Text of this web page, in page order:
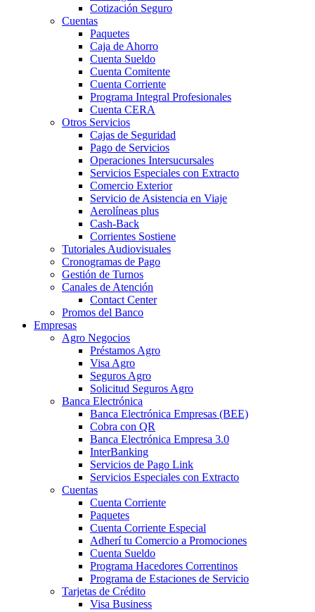
Cotización Seguro
Cuentas
Paquetes
Caja de Ahorro
Cuenta Sueldo
Cuenta Comitente
Cuenta Corriente
Programa Integral Profesionales
Cuenta CERA
Otros Servicios
Cajas de Seguridad
Pago de Servicios
Operaciones Intersucursales
Servicios Especiales con Extracto
Comercio Exterior
Servicio de Asistencia en Viaje
Aerolíneas plus
Cash-Back
Corrientes Sostiene
Tutoriales Audiovisuales
Cronogramas de Pago
Gestión de Turnos
Canales de Atención
Contact Center
Promos del Banco
Empresas
Agro Negocios
Préstamos Agro
Visa Agro
Seguros Agro
Solicitud Seguros Agro
Banca Electrónica
Banca Electrónica Empresas (BEE)
Cobra con QR
Banca Electrónica Empresa 3.0
InterBanking
Servicios de Pago Link
Servicios Especiales con Extracto
Cuentas
Cuenta Corriente
Paquetes
Cuenta Corriente Especial
Adherí tu Comercio a Promociones
Cuenta Sueldo
Programa Hacedores Correntinos
Programa de Estaciones de Servicio
Tarjetas de Crédito
Visa Business